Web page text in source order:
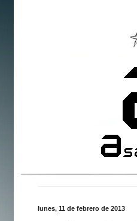
lunes, 11 de febrero de 2013